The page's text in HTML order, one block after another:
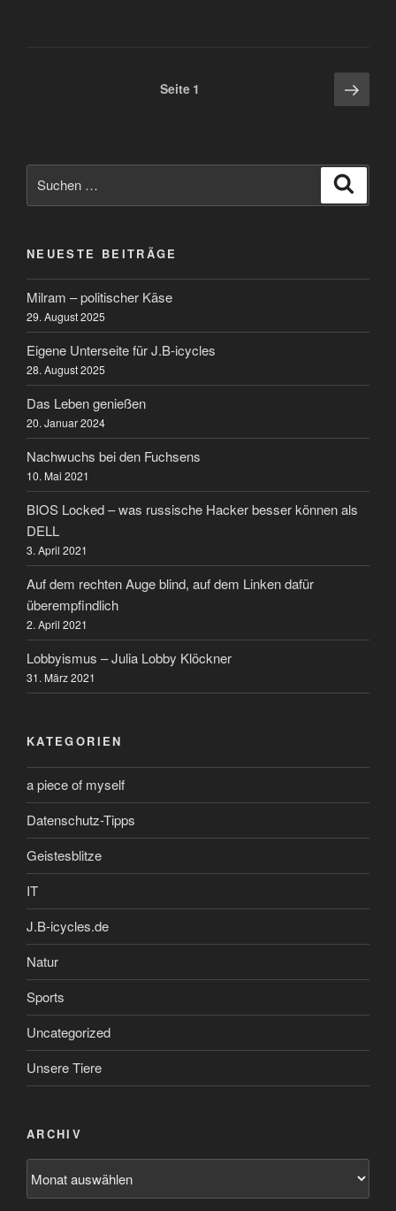
Seitennummerierung
Seite 1
Seite
nach:
NEUESTE BEITRÄGE
Milram – politischer Käse
29. August 2025
Eigene Unterseite für J.B-icycles
28. August 2025
Das Leben genießen
20. Januar 2024
Nachwuchs bei den Fuchsens
10. Mai 2021
BIOS Locked – was russische Hacker besser können als
DELL
3. April 2021
Auf dem rechten Auge blind, auf dem Linken dafür
überempfindlich
2. April 2021
Lobbyismus – Julia Lobby Klöckner
31. März 2021
KATEGORIEN
a piece of myself
Datenschutz-Tipps
Geistesblitze
IT
J.B-icycles.de
Natur
Sports
Uncategorized
Unsere Tiere
ARCHIV